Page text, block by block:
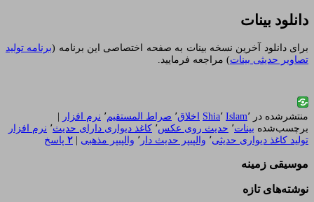
دانلود بینات
برای دانلود آخرین نسخه بینات به صفحه اختصاصی این برنامه (برنامه تولید
تصاویر حدیثی بینات) مراجعه فرمایید.
منتشرشده در Islam٬ Shia٬ اخلاق٬ صراط المستقیم٬ نرم افزار |
برچسب‌شده بینات٬ حدیث روی عکس٬ کاغذ دیواری دارای حدیث٬ نرم افزار
تولید کاغذ دیواری حدیثی٬ والپیپر حدیث دار ٬ والپیپر مذهبی | ۲ پاسخ
موسیقی زمینه
نوشته‌های تازه